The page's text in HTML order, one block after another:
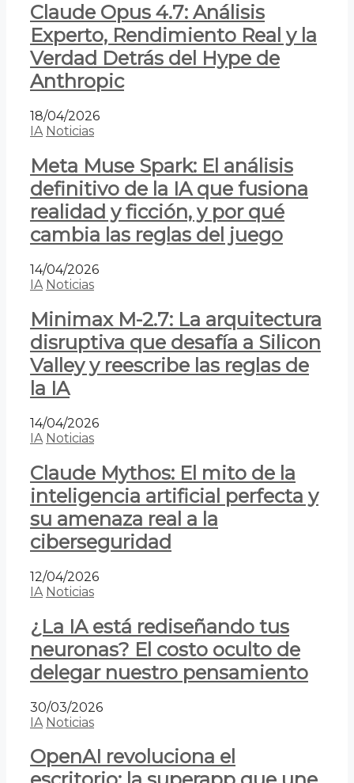
Claude Opus 4.7: Análisis
Experto, Rendimiento Real y la
Verdad Detrás del Hype de
Anthropic
18/04/2026
IA Noticias
Meta Muse Spark: El análisis
definitivo de la IA que fusiona
realidad y ficción, y por qué
cambia las reglas del juego
14/04/2026
IA Noticias
Minimax M-2.7: La arquitectura
disruptiva que desafía a Silicon
Valley y reescribe las reglas de
la IA
14/04/2026
IA Noticias
Claude Mythos: El mito de la
inteligencia artificial perfecta y
su amenaza real a la
ciberseguridad
12/04/2026
IA Noticias
¿La IA está rediseñando tus
neuronas? El costo oculto de
delegar nuestro pensamiento
30/03/2026
IA Noticias
OpenAI revoluciona el